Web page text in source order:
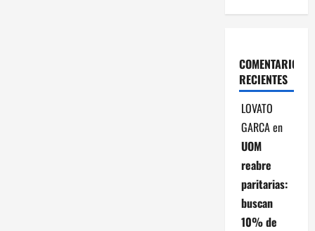
COMENTARIOS
RECIENTES
LOVATO
GARCAen
UOM
reabre
paritarias:
buscan
10% de